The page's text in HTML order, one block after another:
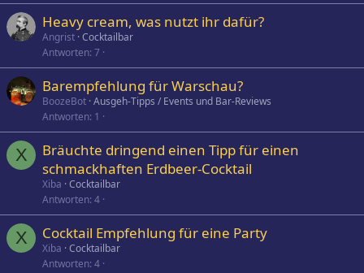
Heavy cream, was nutzt ihr dafür?
Angrist Cocktailbar
Antworten 7
Barempfehlung für Warschau?
BoozeBot Ausgeh-Tipps / Events und Bar-Reviews
Antworten 1
X
Bräuchte dringend einen Tipp für einen
schmackhaften Erdbeer-Cocktail
Xiba Cocktailbar
Antworten 4
X Cocktail Empfehlung für eine Party
Xiba Cocktailbar
Antworten 4